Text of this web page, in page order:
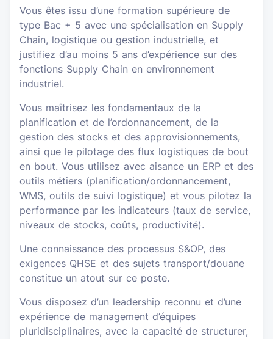
Vous êtes issu d’une formation supérieure de
type Bac + 5 avec une spécialisation en Supply
Chain, logistique ou gestion industrielle, et
justifiez d’au moins 5 ans d’expérience sur des
fonctions Supply Chain en environnement
industriel.
Vous maîtrisez les fondamentaux de la
planification et de l’ordonnancement, de la
gestion des stocks et des approvisionnements,
ainsi que le pilotage des flux logistiques de bout
en bout. Vous utilisez avec aisance un ERP et des
outils métiers (planification/ordonnancement,
WMS, outils de suivi logistique) et vous pilotez la
performance par les indicateurs (taux de service,
niveaux de stocks, coûts, productivité).
Une connaissance des processus S&OP, des
exigences QHSE et des sujets transport/douane
constitue un atout sur ce poste.
Vous disposez d’un leadership reconnu et d’une
expérience de management d’équipes
pluridisciplinaires, avec la capacité de structurer,